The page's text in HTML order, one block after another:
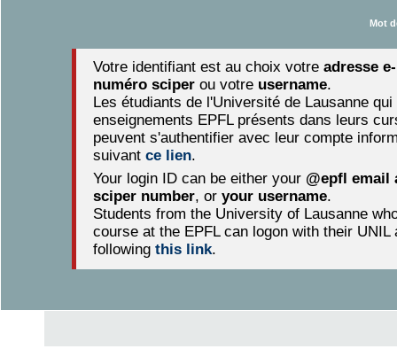
Mot
Votre identifiant est au choix votreadresse
numéro sciper ou votre username.
Les étudiants de l'Université de Lausanne qui
enseignements EPFL présents dans leurs
peuvent s'authentifier avec leur compte
suivantce lien.
Your login ID can be either your @epfl email
sciper number, oryour username.
Students from the University of Lausanne
course at the EPFL can logon with their UNIL
followingthis link.